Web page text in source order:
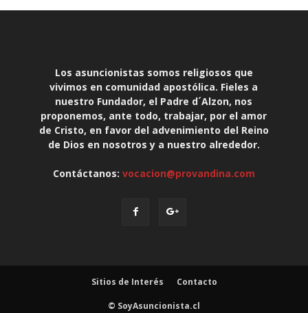
Los asuncionistas somos religiosos que
vivimos en comunidad apostólica. Fieles a
nuestro Fundador, el Padre d´Alzon, nos
proponemos, ante todo, trabajar, por el amor
de Cristo, en favor del advenimiento del Reino
de Dios en nosotros y a nuestro alrededor.
Contáctanos: vocacion@provandina.com
Sitios de Interés Contacto
© SoyAsuncionista.cl